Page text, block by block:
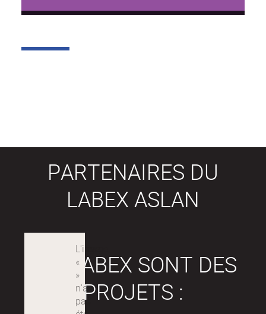
PARTENAIRES DU
LABEX ASLAN
LES LABEX SONT DES
PROJETS :